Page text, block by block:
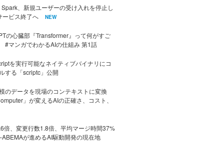
、新規ユーザーの受け入れを停止し
ービス終了へ
NEW
の心臓部『Transformer』って何がすご
#マンガでわかるAIの仕組み 第1話
を実行可能なネイティブバイナリにコ
する「scriptc」公開
のデータを現場のコンテキストに変換
」が変えるAIの正確さ、コスト、
倍、変更行数1.8倍、平均マージ時間37%
が進めるAI駆動開発の現在地